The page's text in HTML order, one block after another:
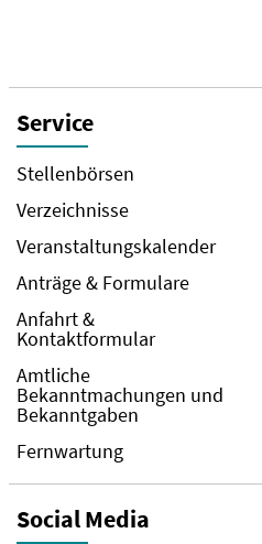
Service
Stellenbörsen
Verzeichnisse
Veranstaltungskalender
Anträge & Formulare
Anfahrt &
Kontaktformular
Amtliche
Bekanntmachungen und
Bekanntgaben
Fernwartung
Social Media